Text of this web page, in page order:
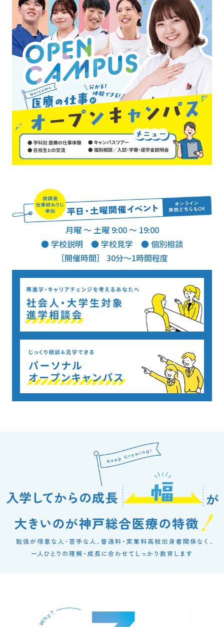
月曜 ～ 土曜 9:00 ～ 19:00
● 学校説明 ● 学校見学 ● 個別相談
［開催時間］ 30分～1時間程度